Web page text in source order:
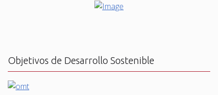
Objetivos de Desarrollo Sostenible